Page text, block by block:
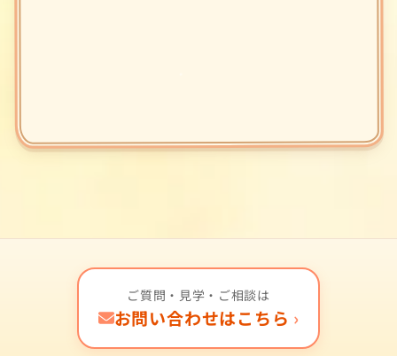
ご質問・見学・ご相談は
お問い合わせはこちら ›